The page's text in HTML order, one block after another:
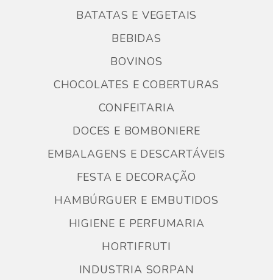
BATATAS E VEGETAIS
BEBIDAS
BOVINOS
CHOCOLATES E COBERTURAS
CONFEITARIA
DOCES E BOMBONIERE
EMBALAGENS E DESCARTÁVEIS
FESTA E DECORAÇÃO
HAMBÚRGUER E EMBUTIDOS
HIGIENE E PERFUMARIA
HORTIFRUTI
INDUSTRIA SORPAN